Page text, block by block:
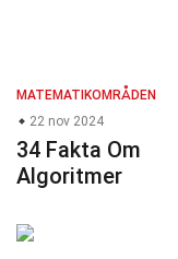
MATEMATIKOMRÅDEN
22 nov 2024
34 Fakta Om
Algoritmer